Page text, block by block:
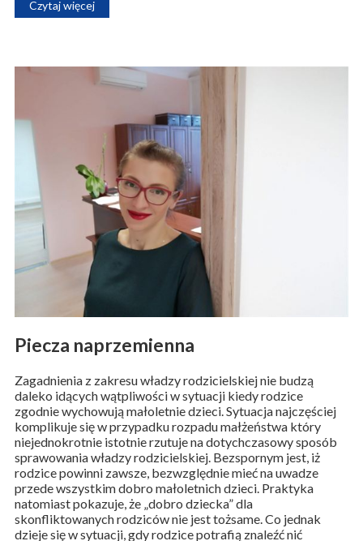
Czytaj więcej
Piecza naprzemienna
Zagadnienia z zakresu władzy rodzicielskiej nie budzą
daleko idących wątpliwości w sytuacji kiedy rodzice
zgodnie wychowują małoletnie dzieci. Sytuacja najczęściej
komplikuje się w przypadku rozpadu małżeństwa który
niejednokrotnie istotnie rzutuje na dotychczasowy sposób
sprawowania władzy rodzicielskiej. Bezspornym jest, iż
rodzice powinni zawsze, bezwzględnie mieć na uwadze
przede wszystkim dobro małoletnich dzieci. Praktyka
natomiast pokazuje, że „dobro dziecka” dla
skonfliktowanych rodziców nie jest tożsame. Co jednak
dzieje się w sytuacji, gdy rodzice potrafią znaleźć nić